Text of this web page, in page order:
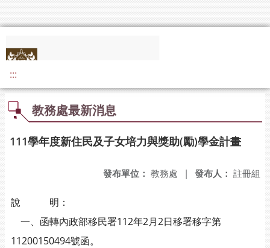
:::
教務處最新消息
111學年度新住民及子女培力與獎助(勵)學金計畫
發布人： 註冊組
發布單位： 教務處 |
說 明：
一、函轉內政部移民署112年2月2日移署移字第
11200150494號函。